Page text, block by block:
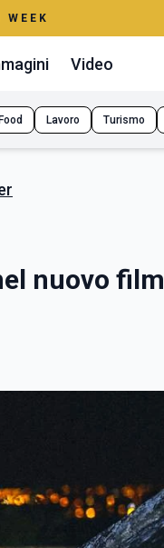
Video
Lavoro Turismo
nuovo film